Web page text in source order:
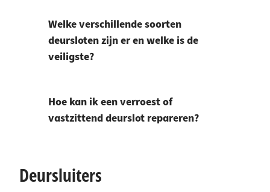
Welke verschillende soorten
deursloten zijn er en welke is de
veiligste?
Hoe kan ik een verroest of
vastzittend deurslot repareren?
Deursluiters